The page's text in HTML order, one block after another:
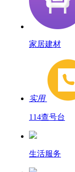
家居建材
实用
114查号台
生活服务